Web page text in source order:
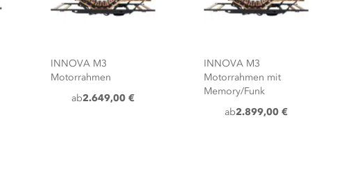
INNOVA M3
Motorrahmen
ab2.649,00 €
INNOVA M3
Motorrahmen mit
Memory/Funk
ab2.899,00 €